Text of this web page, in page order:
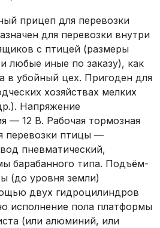
прицеп для перевозки
для перевозки внутри
с птицей (размеры
любые иные по заказу), как
в убойный цех. Пригоден для
хозяйствах мелких
Напряжение
— 12 В. Рабочая тормозная
перевозки птицы —
пневматический,
барабанного типа. Подъём-
(до уровня земли)
двух гидроцилиндров
исполнение пола платформы
(или алюминий, или